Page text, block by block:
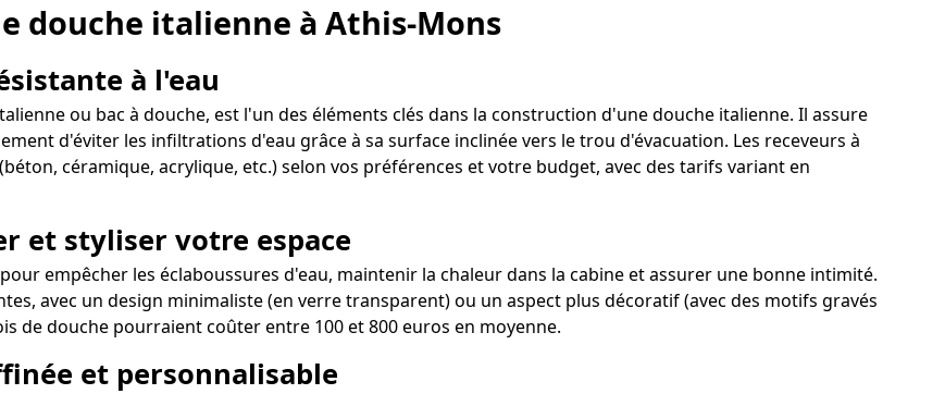
douche italienne à Athis-Mons
à l'eau
ou bac à douche, est l'un des éléments clés dans la construction d'une douche italienne. Il assure
d'éviter les infiltrations d'eau grâce à sa surface inclinée vers le trou d'évacuation. Les receveurs à
céramique, acrylique, etc.) selon vos préférences et votre budget, avec des tarifs variant en
et styliser votre espace
empêcher les éclaboussures d'eau, maintenir la chaleur dans la cabine et assurer une bonne intimité.
avec un design minimaliste (en verre transparent) ou un aspect plus décoratif (avec des motifs gravés
de douche pourraient coûter entre 100 et 800 euros en moyenne.
et personnalisable